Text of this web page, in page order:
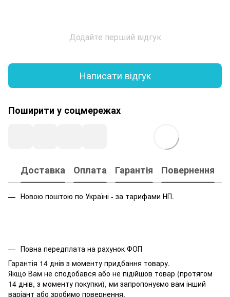
Додайте перший відгук
Написати відгук
Поширити у соцмережах
Доставка Оплата Гарантія Повернення
Новою поштою по Україні - за тарифами НП.
Повна передплата на рахунок ФОП
Гарантія 14 днів з моменту придбання товару.
Якщо Вам не сподобався або не підійшов товар (протягом
14 днів, з моменту покупки), ми запропонуємо вам інший
варіант або зробимо повернення.